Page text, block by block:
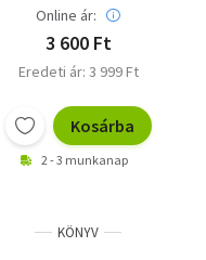
Online ár:
3 600 Ft
Eredeti ár: 3 999 Ft
Kosárba
2 - 3 munkanap
KÖNYV